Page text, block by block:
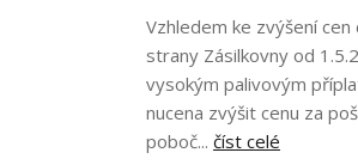
Vzhledem ke zvýšení
strany Zásilkovny od
vysokým palivovým
nucena zvýšit cenu za
poboč... číst celé